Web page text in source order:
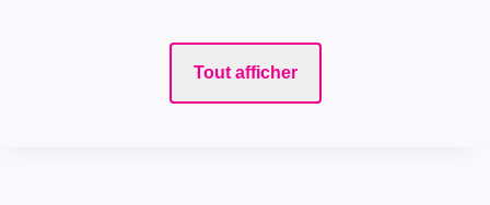
Tout afficher